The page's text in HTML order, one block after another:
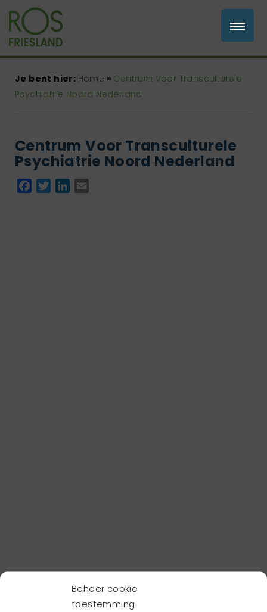
Beheer cookie
toestemming
Je bent hier: Home » Centrum Voor Transculturele
Psychiatrie Noord Nederland
Centrum Voor Transculturele
Psychiatrie Noord Nederland
Facebook
TwitterLinkedIn